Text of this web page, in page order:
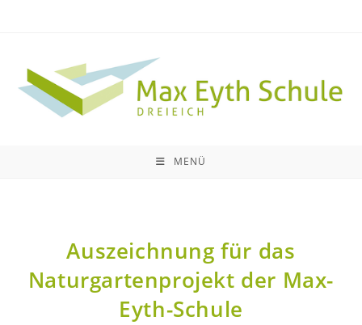
MENÜ
Auszeichnung für das
Naturgartenprojekt der Max-
Eyth-Schule